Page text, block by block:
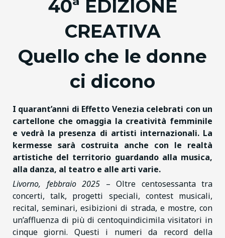
40ª EDIZIONE
CREATIVA
Quello che le donne
ci dicono
I quarant’anni di Effetto Venezia celebrati con un
cartellone che omaggia la creatività femminile
e vedrà la presenza di artisti internazionali. La
kermesse sarà costruita anche con le realtà
artistiche del territorio guardando alla musica,
alla danza, al teatro e alle arti varie.
Livorno, febbraio 2025 – Oltre centosessanta tra
concerti, talk, progetti speciali, contest musicali,
recital, seminari, esibizioni di strada, e mostre, con
un’affluenza di più di centoquindicimila visitatori in
cinque giorni. Questi i numeri da record della